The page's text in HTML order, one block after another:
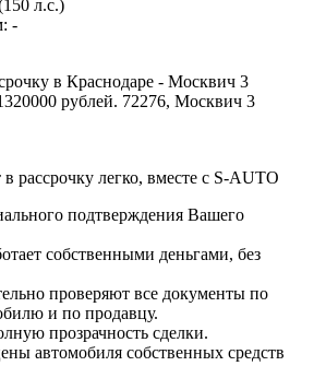
л.с.)
-
рассрочку легко, вместе с S-AUTO
подтверждения Вашего
собственными деньгами, без
проверяют все документы по
и по продавцу.
прозрачность сделки.
автомобиля собственных средств